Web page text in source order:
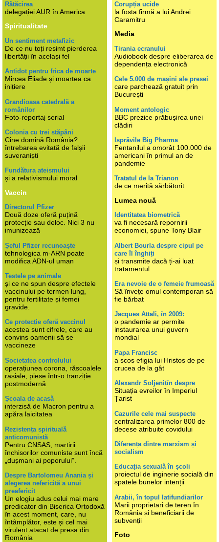
Rătăcirea
delegației AUR în America
Spiritualitate
Un sentiment metafizic
De ce nu toți resimt pierderea
libertății în același fel
Antidot pentru frica de moarte
Mircea Eliade și moartea ca
inițiere
Grandioasa catedrală a
românilor
Foto-reportaj serial
Colonia cu trei stăpâni
Cine domină România?
întrebarea evitată de falșii
suveraniști
Fundătura ateismului
și a relativismului moral
Vaccin
Directorul Pfizer
Două doze oferă puțină
protecție sau deloc. Nici 3 nu
imunizează
Șeful Pfizer recunoaște
tehnologica m-ARN poate
modifica ADN-ul uman
Testele pe animale
și ce ne spun despre efectele
vaccinului pe termen lung,
pentru fertilitate și femei
gravide.
Ce protecție oferă vaccinul
acestea sunt cifrele, care au
convins oamenii să se
vaccineze
Societatea controlului
operațiunea corona, răscoalele
rasiale, piese într-o tranziție
postmodernă
Școala de acasă
interzisă de Macron pentru a
apăra laicitatea
Rezistența spirituală
anticomunistă
Pentru CNSAS, martirii
închisorilor comuniste sunt încă
„dușmani ai poporului”.
Despre Bartolomeu Anania și
alegerea nefericită a unui
preafericit
Un elogiu adus celui mai mare
predicator din Biserica Ortodoxă
în acest moment, care, nu
întâmplător, este și cel mai
virulent atacat de presa din
România
Corupția ucide
la fosta firmă a lui Andrei
Caramitru
Media
Tirania ecranului
Audiobook despre eliberarea de
dependența electronică
Cele 5.000 de mașini ale presei
care parchează gratuit prin
București
Moment antologic
BBC prezice prăbușirea unei
clădiri
Isprăvile Big Pharma
Fentanilul a omorât 100.000 de
americani în primul an de
pandemie
Tratatul de la Trianon
de ce merită sărbătorit
Lumea nouă
Identitatea biometrică
va fi necesară repornirii
economiei, spune Tony Blair
Albert Bourla despre cipul pe
care îl înghiți
și transmite dacă ți-ai luat
tratamentul
Era nevoie de o femeie frumoasă
Să învețe omul contemporan să
fie bărbat
Jacques Attali, în 2009:
o pandemie ar permite
instaurarea unui guvern
mondial
Papa Francisc
a scos efigia lui Hristos de pe
crucea de la gât
Alexandr Soljenițîn despre
Situația evreilor în Imperiul
Țarist
Cazurile cele mai suspecte
centralizarea primelor 800 de
decese atribuite covidului
Diferența dintre marxism și
socialism
Educația sexuală în școli
proiectul de inginerie socială din
spatele bunelor intenții
Arabii, în topul latifundiarilor
Marii proprietari de teren în
România și beneficiarii de
subvenții
Foto